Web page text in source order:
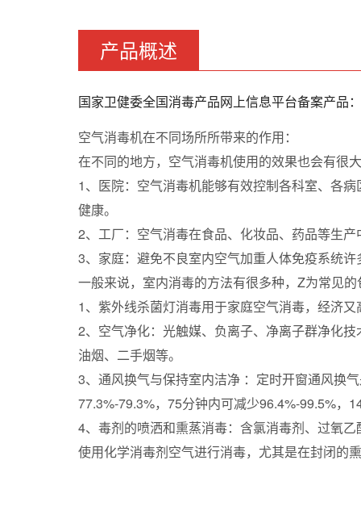
产品概述
国家卫健委全国消毒产品网上信息平台备案产品：
空气消毒机在不同场所所带来的作用：
在不同的地方，空气消毒机使用的效果也会有很
1、医院：空气消毒机能够有效控制各科室、各
健康。
2、工厂：空气消毒在食品、化妆品、药品等生
3、家庭：避免不良室内空气加重人体免疫系统
一般来说，室内消毒的方法有很多种，Z为常见
1、紫外线杀菌灯消毒用于家庭空气消毒，经济
2、空气净化：光触媒、负离子、净离子群净化
油烟、二手烟等。
3、通风换气与保持室内洁净 ：定时开窗通风换
77.3%-79.3%，75分钟内可减少96.4%-99.5%，
4、毒剂的喷洒和熏蒸消毒：含氯消毒剂、过氧
使用化学消毒剂空气进行消毒，尤其是在封闭的